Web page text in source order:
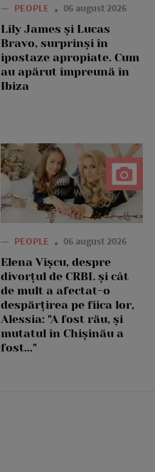
— PEOPLE 06 august 2026
Lily James și Lucas
Bravo, surprinși în
ipostaze apropiate. Cum
au apărut împreună în
Ibiza
— PEOPLE 06 august 2026
Elena Vîșcu, despre
divorțul de CRBL și cât
de mult a afectat-o
despărțirea pe fiica lor,
Alessia: "A fost rău, și
mutatul în Chișinău a
fost..."